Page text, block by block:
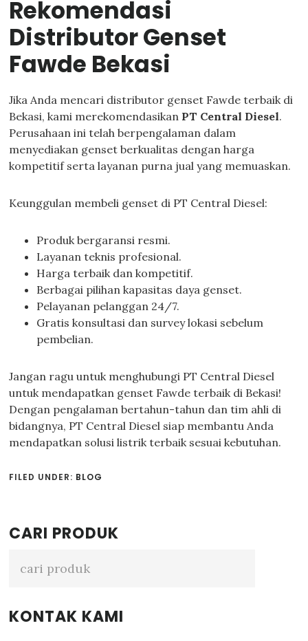
Rekomendasi
Distributor Genset
Fawde Bekasi
Jika Anda mencari distributor genset Fawde terbaik di
Bekasi, kami merekomendasikan PT Central Diesel.
Perusahaan ini telah berpengalaman dalam
menyediakan genset berkualitas dengan harga
kompetitif serta layanan purna jual yang memuaskan.
Keunggulan membeli genset di PT Central Diesel:
Produk bergaransi resmi.
Layanan teknis profesional.
Harga terbaik dan kompetitif.
Berbagai pilihan kapasitas daya genset.
Pelayanan pelanggan 24/7.
Gratis konsultasi dan survey lokasi sebelum
pembelian.
Jangan ragu untuk menghubungi PT Central Diesel
untuk mendapatkan genset Fawde terbaik di Bekasi!
Dengan pengalaman bertahun-tahun dan tim ahli di
bidangnya, PT Central Diesel siap membantu Anda
mendapatkan solusi listrik terbaik sesuai kebutuhan.
FILED UNDER: BLOG
Primary
Sidebar
CARI PRODUK
KONTAK KAMI